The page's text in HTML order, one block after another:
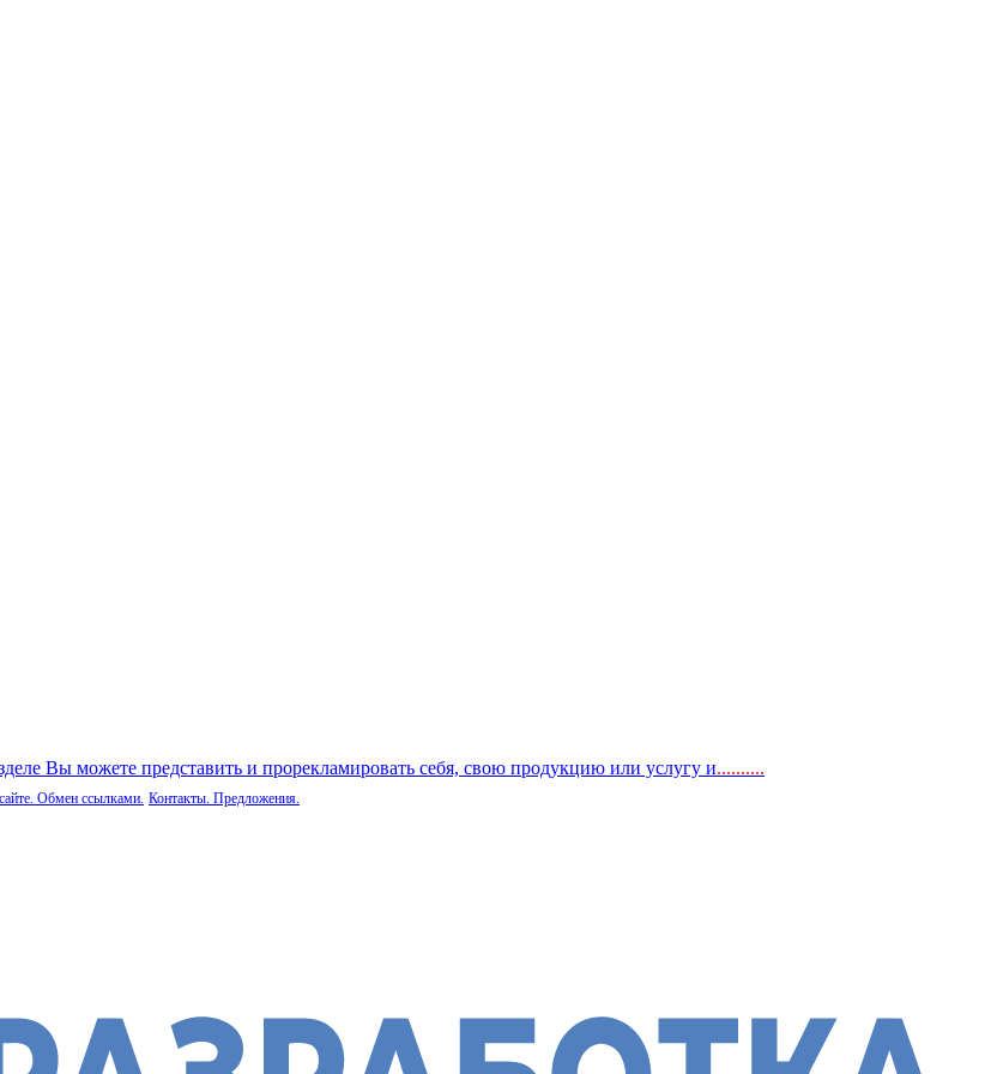
Вы можете представить и прорекламировать себя, свою продукцию или услугу и..........
Обмен ссылками. Контакты. Предложения.